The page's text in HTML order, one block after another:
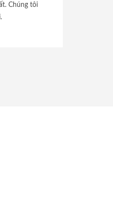
Chúng tôi